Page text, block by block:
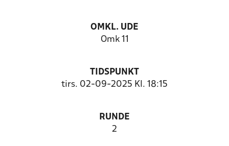
OMKL. UDE
Omk 11
TIDSPUNKT
tirs. 02-09-2025 Kl. 18:15
RUNDE
2